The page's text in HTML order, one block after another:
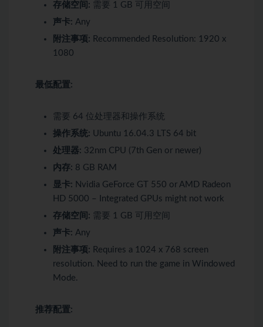
存储空间: 需要 1 GB 可用空间
声卡: Any
附注事项: Recommended Resolution: 1920 x
1080
最低配置:
需要 64 位处理器和操作系统
操作系统: Ubuntu 16.04.3 LTS 64 bit
处理器: 32nm CPU (7th Gen or newer)
内存: 8 GB RAM
显卡: Nvidia GeForce GT 550 or AMD Radeon
HD 5000 – Integrated GPUs might not work
存储空间: 需要 1 GB 可用空间
声卡: Any
附注事项: Requires a 1024 x 768 screen
resolution. Need to run the game in Windowed
Mode.
推荐配置: